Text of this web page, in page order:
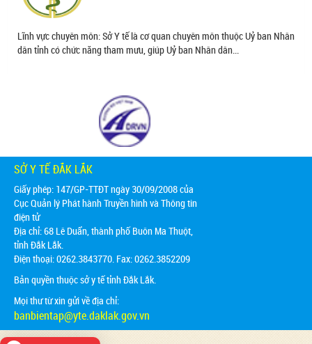
Lĩnh vực chuyên môn: Sở Y tế là cơ quan chuyên môn thuộc Uỷ ban Nhân
dân tỉnh có chức năng tham mưu, giúp Uỷ ban Nhân dân...
SỞ Y TẾ ĐẮK LẮK
Giấy phép: 147/GP-TTĐT ngày 30/09/2008 của
Cục Quản lý Phát hành Truyền hình và Thông tin
điện tử
Địa chỉ:68 Lê Duẩn, thành phố Buôn Ma Thuột,
tỉnh Đắk Lắk.
Điện thoại: 0262.3843770. Fax: 0262.3852209
Bản quyền thuộc sở y tế tỉnh Đắk Lắk.
Mọi thư từ xin gửi về địa chỉ:
banbientap@yte.daklak.gov.vn